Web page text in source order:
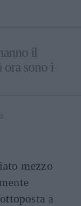
il
sono i
mezzo
a